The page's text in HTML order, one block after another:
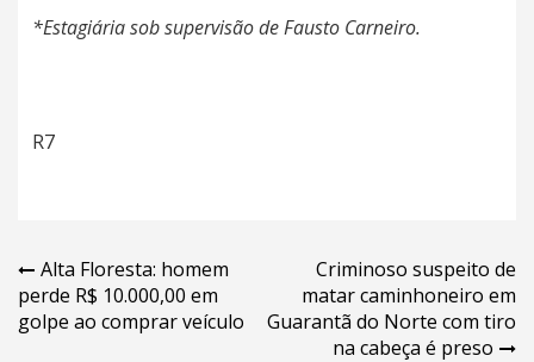
*Estagiária sob supervisão de Fausto Carneiro.
R7
Navegação
de
Alta Floresta: homem
perde R$ 10.000,00 em
golpe ao comprar veículo
Criminoso suspeito de
matar caminhoneiro em
Guarantã do Norte com tiro
na cabeça é preso